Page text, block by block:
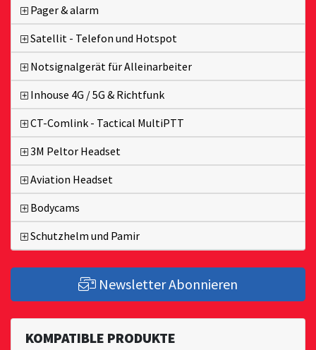
Pager & alarm
Satellit - Telefon und Hotspot
Notsignalgerät für Alleinarbeiter
Inhouse 4G / 5G & Richtfunk
CT-Comlink - Tactical MultiPTT
3M Peltor Headset
Aviation Headset
Bodycams
Schutzhelm und Pamir
Newsletter Abonnieren
KOMPATIBLE PRODUKTE